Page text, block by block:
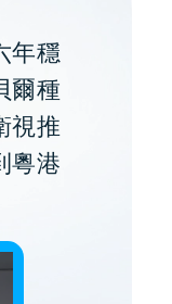
年穩
爾種
視推
粵港